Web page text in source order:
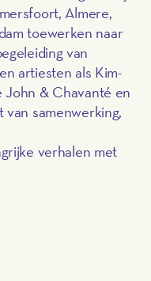
Almere,
toewerken naar
van
artiesten als Kim-
John & Chavanté en
samenwerking,
verhalen met